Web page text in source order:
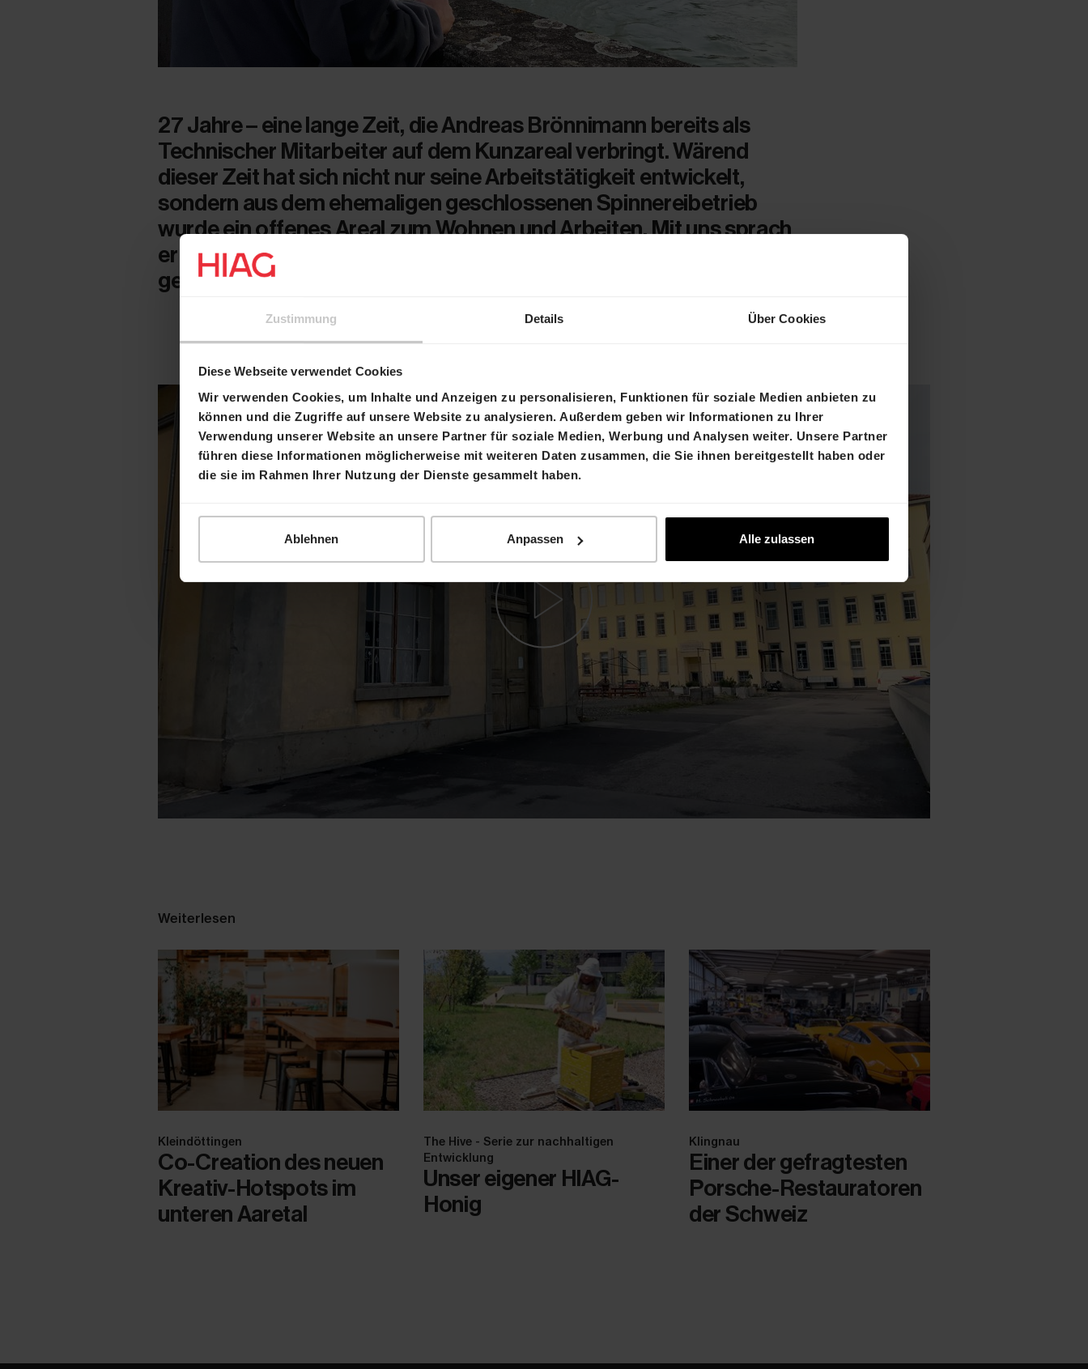
Zustimmung Details Über Cookies
Diese Webseite verwendet Cookies
Wir verwenden Cookies, um Inhalte und Anzeigen zu personalisieren, Funktionen für soziale Medien anbieten zu
können und die Zugriffe auf unsere Website zu analysieren. Außerdem geben wir Informationen zu Ihrer
Verwendung unserer Website an unsere Partner für soziale Medien, Werbung und Analysen weiter. Unsere Partner
führen diese Informationen möglicherweise mit weiteren Daten zusammen, die Sie ihnen bereitgestellt haben oder
die sie im Rahmen Ihrer Nutzung der Dienste gesammelt haben.
Ablehnen Anpassen Alle zulassen
27 Jahre – eine lange Zeit, die Andreas Brönnimann bereits als
Technischer Mitarbeiter auf dem Kunzareal verbringt. Wärend
dieser Zeit hat sich nicht nur seine Arbeitstätigkeit entwickelt,
sondern aus dem ehemaligen geschlossenen Spinnereibetrieb
wurde ein offenes Areal zum Wohnen und Arbeiten. Mit uns sprach
er über seinen Lieblingsort auf dem Areal, was sich alles so
geändert hat und was er an der Zusammenarbeit mit HIAG schätzt.
Weiterlesen
Kleindöttingen
Co-Creation des neuen
Kreativ-Hotspots im
unteren Aaretal
The Hive - Serie zur nachhaltigen
Entwicklung
Unser eigener HIAG-
Honig
Klingnau
Einer der gefragtesten
Porsche-Restauratoren
der Schweiz